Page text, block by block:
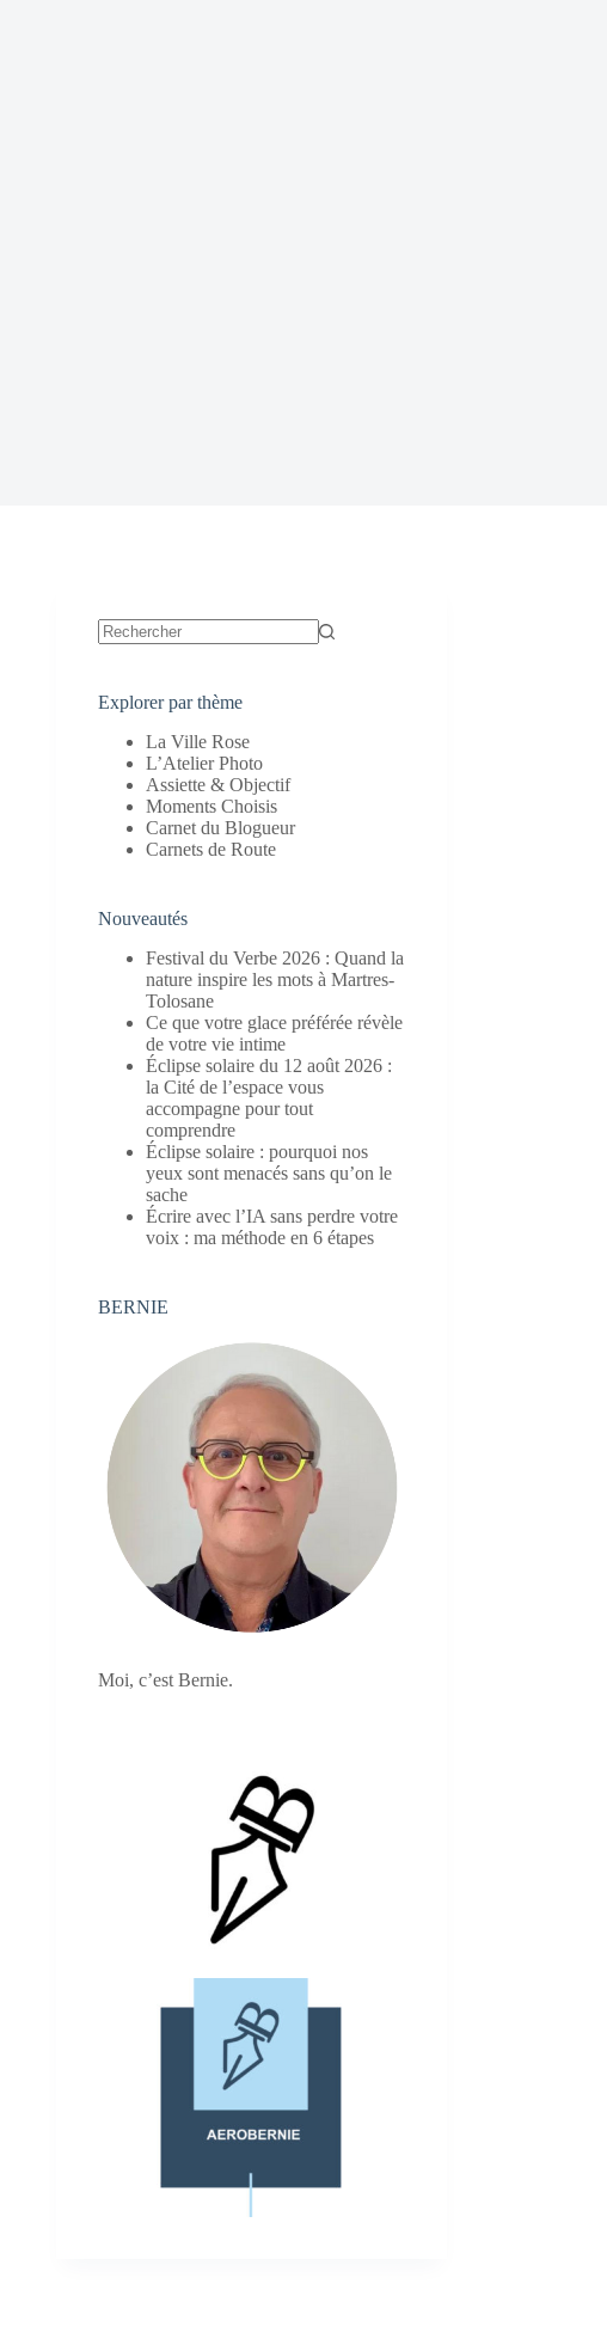
Explorer par thème
La Ville Rose
L’Atelier Photo
Assiette & Objectif
Moments Choisis
Carnet du Blogueur
Carnets de Route
Nouveautés
Festival du Verbe 2026 : Quand la
nature inspire les mots à Martres-
Tolosane
Ce que votre glace préférée révèle
de votre vie intime
Éclipse solaire du 12 août 2026 :
la Cité de l’espace vous
accompagne pour tout
comprendre
Éclipse solaire : pourquoi nos
yeux sont menacés sans qu’on le
sache
Écrire avec l’IA sans perdre votre
voix : ma méthode en 6 étapes
BERNIE
Moi, c’est Bernie.